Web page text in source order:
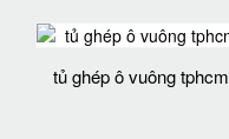
tủ ghép ô vuông tphcm